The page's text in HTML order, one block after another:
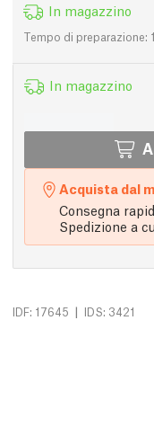
In magazzino
Tempo di preparazione:
In magazzino
Acquista dal
Consegna
Spedizione a
IDF: 17645 | IDS: 3421